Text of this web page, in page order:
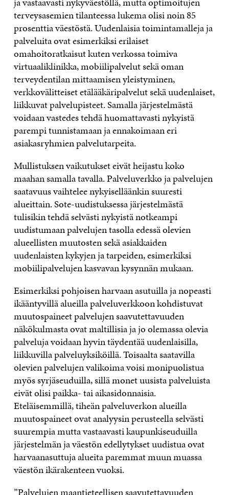
terveysasemien tilanteessa lukema olisi noin 85
prosenttia väestöstä. Uudenlaisia toimintamalleja ja
palveluita ovat esimerkiksi erilaiset
omahoitoratkaisut kuten verkossa toimiva
virtuaaliklinikka, mobiilipalvelut sekä oman
terveydentilan mittaamisen yleistyminen,
verkkovälitteiset etälääkäripalvelut sekä uudenlaiset,
liikkuvat palvelupisteet. Samalla järjestelmästä
voidaan vastedes tehdä huomattavasti nykyistä
parempi tunnistamaan ja ennakoimaan eri
asiakasryhmien palvelutarpeita.
Mullistuksen vaikutukset eivät heijastu koko
maahan samalla tavalla. Palveluverkko ja palvelujen
saatavuus vaihtelee nykyiselläänkin suuresti
alueittain. Sote-uudistuksessa järjestelmästä
tulisikin tehdä selvästi nykyistä notkeampi
uudistumaan palvelujen tasolla edessä olevien
alueellisten muutosten sekä asiakkaiden
uudenlaisten kykyjen ja tarpeiden, esimerkiksi
mobiilipalvelujen kasvavan kysynnän mukaan.
Esimerkiksi pohjoisen harvaan asutuilla ja nopeasti
ikääntyvillä alueilla palveluverkkoon kohdistuvat
muutospaineet palvelujen saavutettavuuden
näkökulmasta ovat maltillisia ja jo olemassa olevia
palveluja voidaan hyvin täydentää uudenlaisilla,
liikkuvilla palveluyksiköillä. Toisaalta saatavilla
olevien palvelujen valikoima voisi monipuolistua
myös syrjäseuduilla, sillä monet uusista palveluista
eivät olisi paikka- tai aikasidonnaisia.
Eteläisemmillä, tiheän palveluverkon alueilla
muutospaineet ovat analyysin perusteella selvästi
suurempia mutta vastaavasti kaupunkiseuduilla
järjestelmän ja väestön edellytykset uudistua ovat
harvaanasuttuja alueita paremmat muun muassa
väestön ikärakenteen vuoksi.
”Palvelujen maantieteellisen saavutettavuuden